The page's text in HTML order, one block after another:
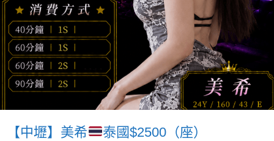
【中壢】美希 泰國$2500（座）